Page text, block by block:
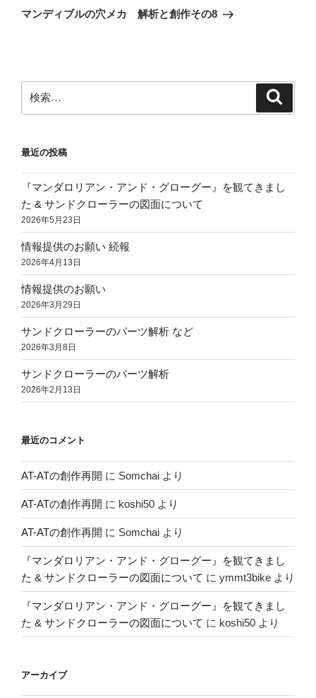
ゲ
ン
の
マンディブルの穴メカ 解析と創作その8
索:
最近の投稿
『マンダロリアン・アンド・グローグー』を観てきまし
た & サンドクローラーの図面について
2026年5月23日
情報提供のお願い 続報
2026年4月13日
情報提供のお願い
2026年3月29日
サンドクローラーのパーツ解析 など
2026年3月8日
サンドクローラーのパーツ解析
2026年2月13日
最近のコメント
AT-ATの創作再開 に Somchai より
AT-ATの創作再開 に koshi50 より
AT-ATの創作再開 に Somchai より
『マンダロリアン・アンド・グローグー』を観てきまし
た & サンドクローラーの図面について に ymmt3bike より
『マンダロリアン・アンド・グローグー』を観てきまし
た & サンドクローラーの図面について に koshi50 より
アーカイブ